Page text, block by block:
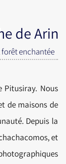
de Arin
enchantée
Pitusiray. Nous
de maisons de
Depuis la
et